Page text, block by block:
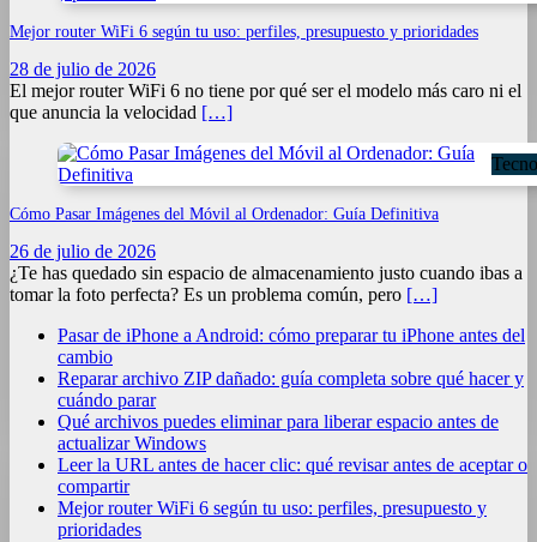
Mejor router WiFi 6 según tu uso: perfiles, presupuesto y prioridades
28 de julio de 2026
El mejor router WiFi 6 no tiene por qué ser el modelo más caro ni el
que anuncia la velocidad […]
Cómo Pasar Imágenes del Móvil al Ordenador: Guía Definitiva
26 de julio de 2026
¿Te has quedado sin espacio de almacenamiento justo cuando ibas a
tomar la foto perfecta? Es un problema común, pero […]
Pasar de iPhone a Android: cómo preparar tu iPhone antes del
cambio
Reparar archivo ZIP dañado: guía completa sobre qué hacer y
cuándo parar
Qué archivos puedes eliminar para liberar espacio antes de
actualizar Windows
Leer la URL antes de hacer clic: qué revisar antes de aceptar o
compartir
Mejor router WiFi 6 según tu uso: perfiles, presupuesto y
prioridades